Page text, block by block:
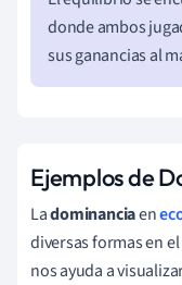
donde ambos
sus ganancias al
Ejemplos de
Ladominanciaen
diversas formas en
nos ayuda a